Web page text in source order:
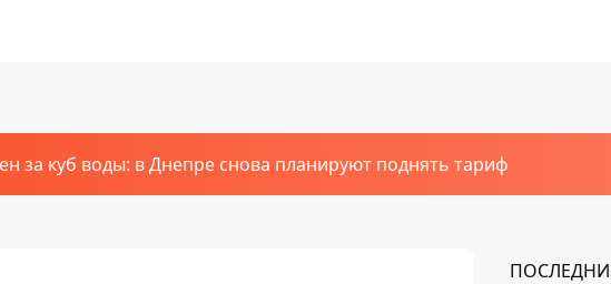
за куб воды: в Днепре снова планируют поднять тариф